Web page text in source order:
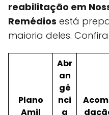
reabilitação em
Remédios está
maioria deles.
Plano
Amil
Abr
an
gê
nci
a